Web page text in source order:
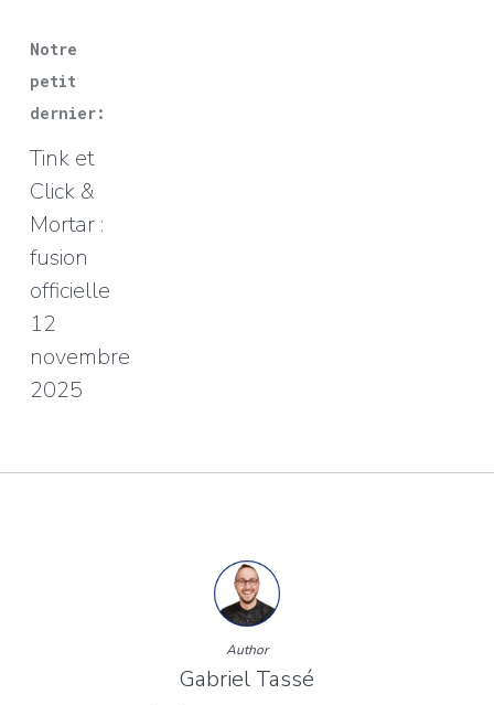
Notre
petit
dernier:
Tink et
Click &
Mortar :
fusion
officielle
12
novembre
2025
Author
Gabriel Tassé